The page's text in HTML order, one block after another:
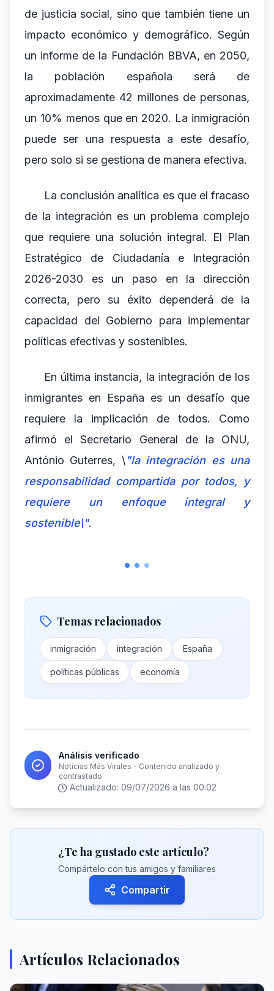
de justicia social, sino que también tiene un
impacto económico y demográfico. Según
un informe de la Fundación BBVA, en 2050,
la población española será de
aproximadamente 42 millones de personas,
un 10% menos que en 2020. La inmigración
puede ser una respuesta a este desafío,
pero solo si se gestiona de manera efectiva.
La conclusión analítica es que el fracaso
de la integración es un problema complejo
que requiere una solución integral. El Plan
Estratégico de Ciudadanía e Integración
2026-2030 es un paso en la dirección
correcta, pero su éxito dependerá de la
capacidad del Gobierno para implementar
políticas efectivas y sostenibles.
En última instancia, la integración de los
inmigrantes en España es un desafío que
requiere la implicación de todos. Como
afirmó el Secretario General de la ONU,
António Guterres, \"la integración es una
responsabilidad compartida por todos, y
requiere un enfoque integral y
sostenible\".
Temas relacionados
inmigración integración España
políticas públicas economía
Análisis verificado
Noticias Más Virales - Contenido analizado y
contrastado
Actualizado: 09/07/2026 a las 00:02
¿Te ha gustado este artículo?
Compártelo con tus amigos y familiares
Compartir
Artículos Relacionados